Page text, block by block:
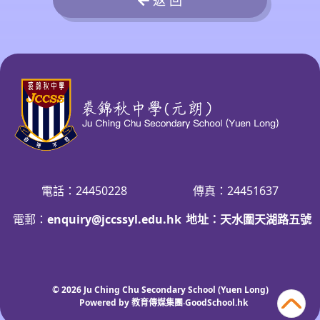
電話：24450228
傳真：24451637
電郵： enquiry@jccssyl.edu.hk 地址：天水圍天湖路五號
© 2026 Ju Ching Chu Secondary School (Yuen Long)
Powered by教育傳媒集團‧GoodSchool.hk